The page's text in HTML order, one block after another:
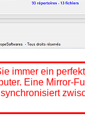
immer ein
Eine Mirror-